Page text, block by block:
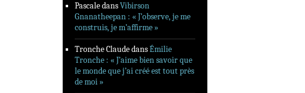
PascaledansVibirson
Gnanatheepan : « J’observe, je me
construis, je m’affirme »
Tronche ClaudedansÉmilie
Tronche : « J’aime bien savoir que
le monde que j’ai créé est tout près
de moi »